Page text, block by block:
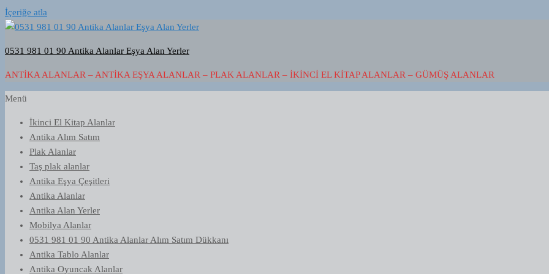
İçeriğe atla
0531 981 01 90 Antika Alanlar Eşya Alan Yerler
ANTIKA ALANLAR – ANTIKA EŞYA ALANLAR – PLAK ALANLAR – İKINCI EL KITAP ALANLAR – GÜMÜŞ ALANLAR
Menü
İkinci El Kitap Alanlar
Antika Alım Satım
Plak Alanlar
Taş plak alanlar
Antika Eşya Çeşitleri
Antika Alanlar
Antika Alan Yerler
Mobilya Alanlar
0531 981 01 90 Antika Alanlar Alım Satım Dükkanı
Antika Tablo Alanlar
Antika Oyuncak Alanlar